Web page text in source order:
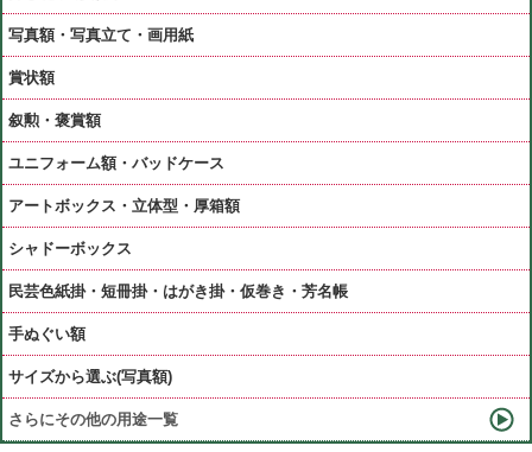
写真額・写真立て・画用紙
賞状額
叙勲・褒賞額
ユニフォーム額・バッドケース
アートボックス・立体型・厚箱額
シャドーボックス
民芸色紙掛・短冊掛・はがき掛・仮巻き・芳名帳
手ぬぐい額
サイズから選ぶ(写真額)
さらにその他の用途一覧